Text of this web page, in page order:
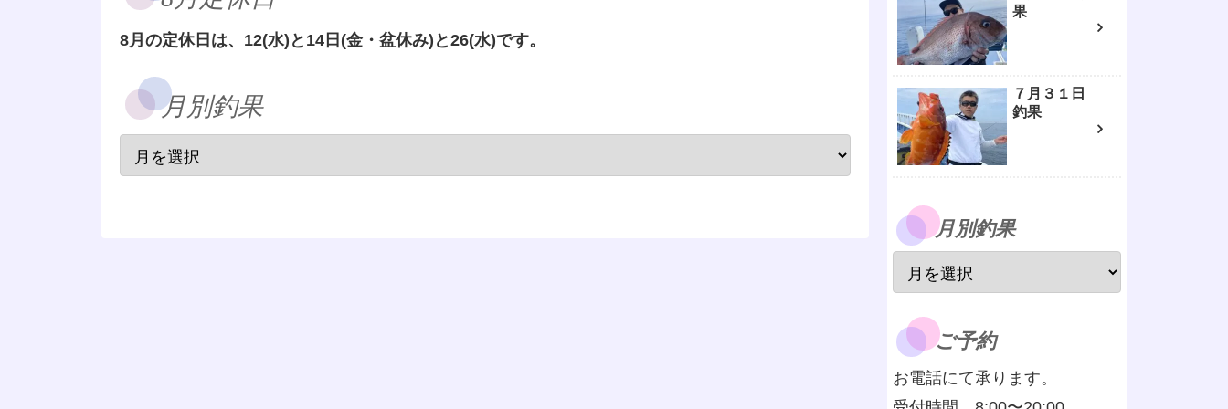
8月の定休日は、12(水)と14日(金・盆休み)と26(水)です。
月別釣果
果
７月３１日
釣果
月別釣果
ご予約
お電話にて承ります。